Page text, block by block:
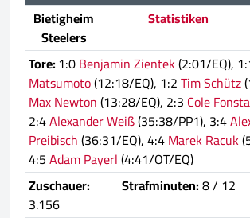
Bietigheim
Steelers
Statistiken
Tore:1:0Benjamin Zientek(2:01/EQ),
Matsumoto(12:18/EQ), 1:2Tim Schütz
Max Newton(13:28/EQ), 2:3 Cole
2:4Alexander Weiß(35:38/PP1), 3:4
Preibisch(36:31/EQ), 4:4Marek Racuk
4:5Adam Payerl(4:41/OT/EQ)
Zuschauer:
3.156
Strafminuten:8 / 12